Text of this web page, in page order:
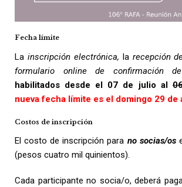
Fecha límite
La inscripción electrónica, la recepción
formulario online de confirmación
habilitados desde el 07 de julio al
nueva fecha límite es el domingo 29 de
Costos de inscripción
El costo de inscripción para no socias/os
(pesos cuatro mil quinientos).
Cada participante no socia/o, deberá